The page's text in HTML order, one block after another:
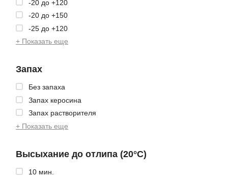
-20 до +120
-20 до +150
-25 до +120
+ Показать еще
Запах
Без запаха
Запах керосина
Запах растворителя
+ Показать еще
Высыхание до отлипа (20°C)
10 мин.